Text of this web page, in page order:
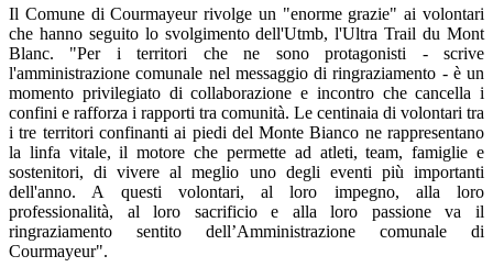
Il Comune di Courmayeur rivolge un "enorme grazie" ai volontari
che hanno seguito lo svolgimento dell'Utmb, l'Ultra Trail du Mont
Blanc. "Per i territori che ne sono protagonisti - scrive
l'amministrazione comunale nel messaggio di ringraziamento - è un
momento privilegiato di collaborazione e incontro che cancella i
confini e rafforza i rapporti tra comunità. Le centinaia di volontari tra
i tre territori confinanti ai piedi del Monte Bianco ne rappresentano
la linfa vitale, il motore che permette ad atleti, team, famiglie e
sostenitori, di vivere al meglio uno degli eventi più importanti
dell'anno. A questi volontari, al loro impegno, alla loro
professionalità, al loro sacrificio e alla loro passione va il
ringraziamento sentito dell’Amministrazione comunale di
Courmayeur".